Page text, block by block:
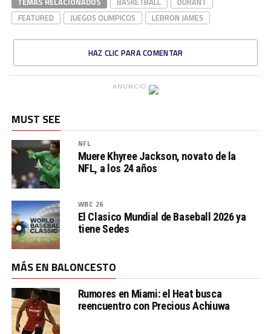
FEATURED
JUEGOS OLIMPICOS LEBRON JAMES
HAZ CLIC PARA COMENTAR
ANUNCIO
MUST SEE
NFL
Muere Khyree Jackson, novato de la
NFL, a los 24 años
WBC 26
El Clasico Mundial de Baseball 2026 ya
tiene Sedes
MÁS EN BALONCESTO
Rumores en Miami: el Heat busca
reencuentro con Precious Achiuwa